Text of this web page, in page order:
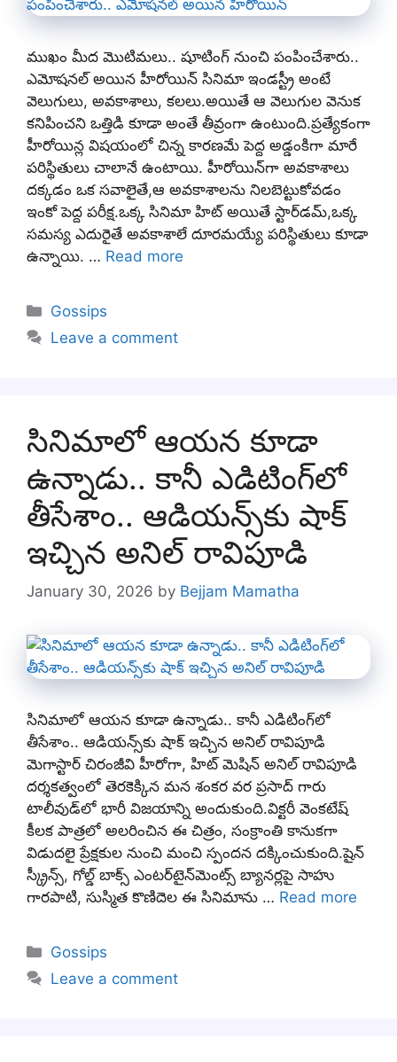
ముఖం మీద మొటిమలు.. షూటింగ్ నుంచి పంపించేశారు..
ఎమోషనల్ అయిన హీరోయిన్ సినిమా ఇండస్ట్రీ అంటే
వెలుగులు, అవకాశాలు, కలలు.అయితే ఆ వెలుగుల వెనుక
కనిపించని ఒత్తిడి కూడా అంతే తీవ్రంగా ఉంటుంది.ప్రత్యేకంగా
హీరోయిన్ల విషయంలో చిన్న కారణమే పెద్ద అడ్డంకిగా మారే
పరిస్థితులు చాలానే ఉంటాయి. హీరోయిన్‌గా అవకాశాలు
దక్కడం ఒక సవాలైతే,ఆ అవకాశాలను నిలబెట్టుకోవడం
ఇంకో పెద్ద పరీక్ష.ఒక్క సినిమా హిట్ అయితే స్టార్‌డమ్,ఒక్క
సమస్య ఎదురైతే అవకాశాలే దూరమయ్యే పరిస్థితులు కూడా
ఉన్నాయి. … Read more
Categories
Gossips
Leave a comment
సినిమాలో ఆయన కూడా
ఉన్నాడు.. కానీ ఎడిటింగ్‌లో
తీసేశాం.. ఆడియన్స్‌కు షాక్
ఇచ్చిన అనిల్ రావిపూడి
January 30, 2026 by Bejjam Mamatha
సినిమాలో ఆయన కూడా ఉన్నాడు.. కానీ ఎడిటింగ్‌లో
తీసేశాం.. ఆడియన్స్‌కు షాక్ ఇచ్చిన అనిల్ రావిపూడి
మెగాస్టార్ చిరంజీవి హీరోగా, హిట్ మెషిన్ అనిల్ రావిపూడి
దర్శకత్వంలో తెరకెక్కిన మన శంకర వర ప్రసాద్ గారు
టాలీవుడ్‌లో భారీ విజయాన్ని అందుకుంది.విక్టరీ వెంకటేష్
కీలక పాత్రలో అలరించిన ఈ చిత్రం, సంక్రాంతి కానుకగా
విడుదలై ప్రేక్షకుల నుంచి మంచి స్పందన దక్కించుకుంది.షైన్
స్క్రీన్స్, గోల్డ్ బాక్స్ ఎంటర్‌టైన్‌మెంట్స్ బ్యానర్లపై సాహు
గారపాటి, సుస్మిత కొణిదెల ఈ సినిమాను … Read more
Categories
Gossips
Leave a comment